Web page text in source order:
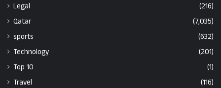
Legal
(216)
Qatar
(7,035)
sports
(632)
Technology
(201)
Top 10
(1)
Travel
(116)